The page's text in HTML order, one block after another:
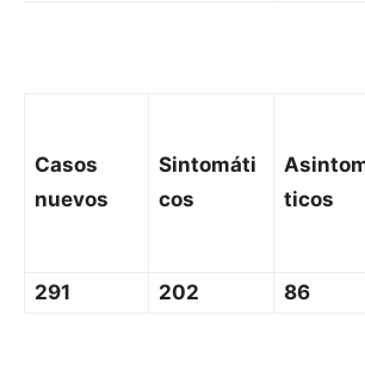
Casos
nuevos
Sintomáti
cos
ticos
291
202 86